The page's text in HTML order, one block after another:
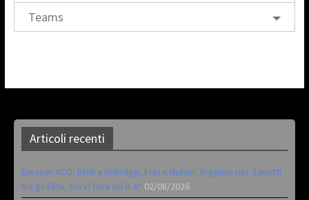
Teams
Articoli recenti
Europei XCO: titoli a Aldridge, Frei e Hutter. Argento per Zanotti
tra gli Elite. Corvi fora ed è 4^ 02/08/2026